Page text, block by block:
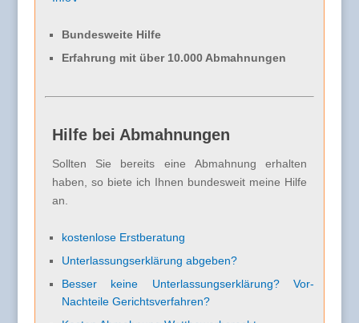
Bundesweite Hilfe
Erfahrung mit über 10.000 Abmahnungen
Hilfe bei Abmahnungen
Sollten Sie bereits eine Abmahnung erhalten
haben, so biete ich Ihnen bundesweit meine Hilfe
an.
kostenlose Erstberatung
Unterlassungserklärung abgeben?
Besser keine Unterlassungserklärung? Vor-
Nachteile Gerichtsverfahren?